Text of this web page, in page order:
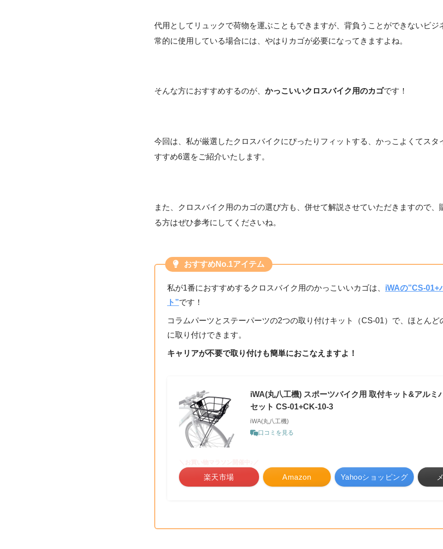
代用としてリュックで荷物を運ぶこともできますが、背負うことができないビジ
常的に使用している場合には、やはりカゴが必要になってきますよね。
そんな方におすすめするのが、 かっこいいクロスバイク用のカゴです！
今回は、私が厳選したクロスバイクにぴったりフィットする、かっこよくてスタ
すすめ6選をご紹介いたします。
また、クロスバイク用のカゴの選び方も、併せて解説させていただきますので、
る方はぜひ参考にしてくださいね。
おすすめNo.1アイテム
私が1番におすすめするクロスバイク用のかっこいいカゴは、 iWAの”CS-01+
ト”です！
コラムパーツとステーパーツの2つの取り付けキット（CS-01）で、ほとんど
に取り付けできます。
キャリアが不要で取り付けも簡単におこなえますよ！
iWA(丸八工機) スポーツバイク用 取付キット&アルミ
セット CS-01+CK-10-3
iWA(丸八工機)
口コミを見る
Amazon
楽天市場 Yahooショッピング